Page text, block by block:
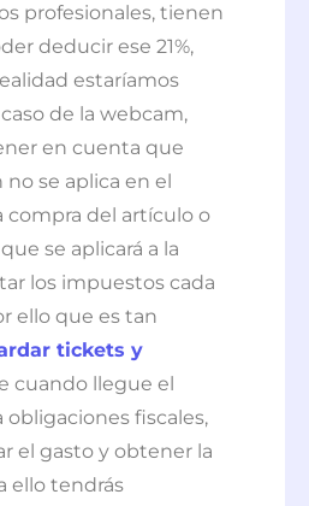
profesionales, tienen
deducir ese 21%,
estaríamos
de la webcam,
en cuenta que
se aplica en el
del artículo o
se aplicará a la
los impuestos cada
ello que es tan
tickets y
cuando llegue el
fiscales,
el gasto y obtener la
ello tendrás